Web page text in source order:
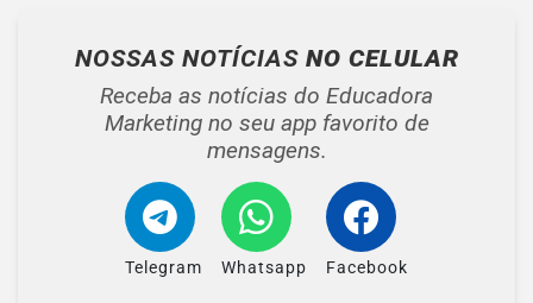
NOSSAS NOTÍCIAS NO CELULAR
Receba as notícias do Educadora
Marketing no seu app favorito de
mensagens.
Telegram Whatsapp Facebook